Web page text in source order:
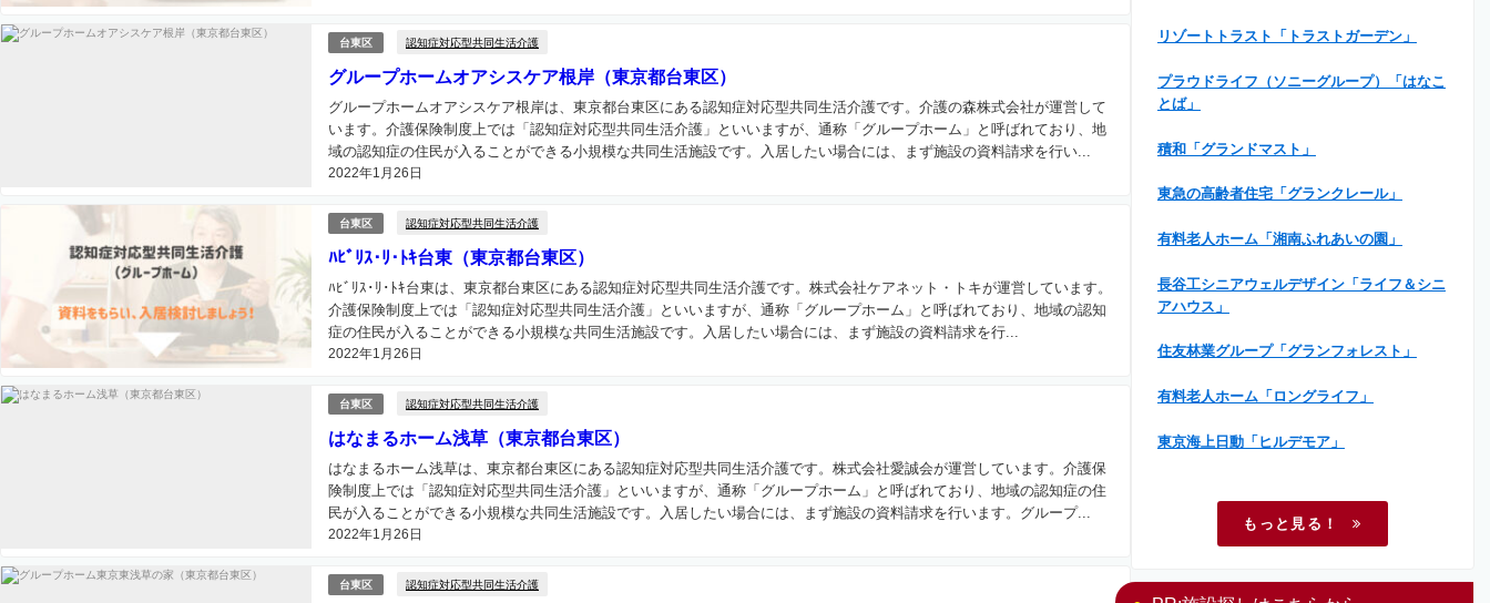
台東区 認知症対応型共同生活介護
グループホームオアシスケア根岸（東京都台東区）
2022年1月26日
グループホームオアシスケア根岸は、東京都台東区にある認知症対応型共同生活介護です。介護の森株式会社が運営して
います。介護保険制度上では「認知症対応型共同生活介護」といいますが、通称「グループホーム」と呼ばれており、地
域の認知症の住民が入ることができる小規模な共同生活施設です。入居したい場合には、まず施設の資料請求を行い...
台東区 認知症対応型共同生活介護
ﾊﾋﾞﾘｽ･ﾘ･ﾄｷ台東（東京都台東区）
2022年1月26日
ﾊﾋﾞﾘｽ･ﾘ･ﾄｷ台東は、東京都台東区にある認知症対応型共同生活介護です。株式会社ケアネット・トキが運営しています。
介護保険制度上では「認知症対応型共同生活介護」といいますが、通称「グループホーム」と呼ばれており、地域の認知
症の住民が入ることができる小規模な共同生活施設です。入居したい場合には、まず施設の資料請求を行...
台東区 認知症対応型共同生活介護
はなまるホーム浅草（東京都台東区）
2022年1月26日
はなまるホーム浅草は、東京都台東区にある認知症対応型共同生活介護です。株式会社愛誠会が運営しています。介護保
険制度上では「認知症対応型共同生活介護」といいますが、通称「グループホーム」と呼ばれており、地域の認知症の住
民が入ることができる小規模な共同生活施設です。入居したい場合には、まず施設の資料請求を行います。グループ...
台東区 認知症対応型共同生活介護
リゾートトラスト「トラストガーデン」
プラウドライフ（ソニーグループ）「はなこ
とば」
積和「グランドマスト」
東急の高齢者住宅「グランクレール」
有料老人ホーム「湘南ふれあいの園」
長谷工シニアウェルデザイン「ライフ＆シニ
アハウス」
住友林業グループ「グランフォレスト」
有料老人ホーム「ロングライフ」
東京海上日動「ヒルデモア」
もっと見る！